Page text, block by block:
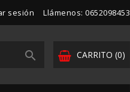
sesión Llámenos: 0652098453
CARRITO (0)
